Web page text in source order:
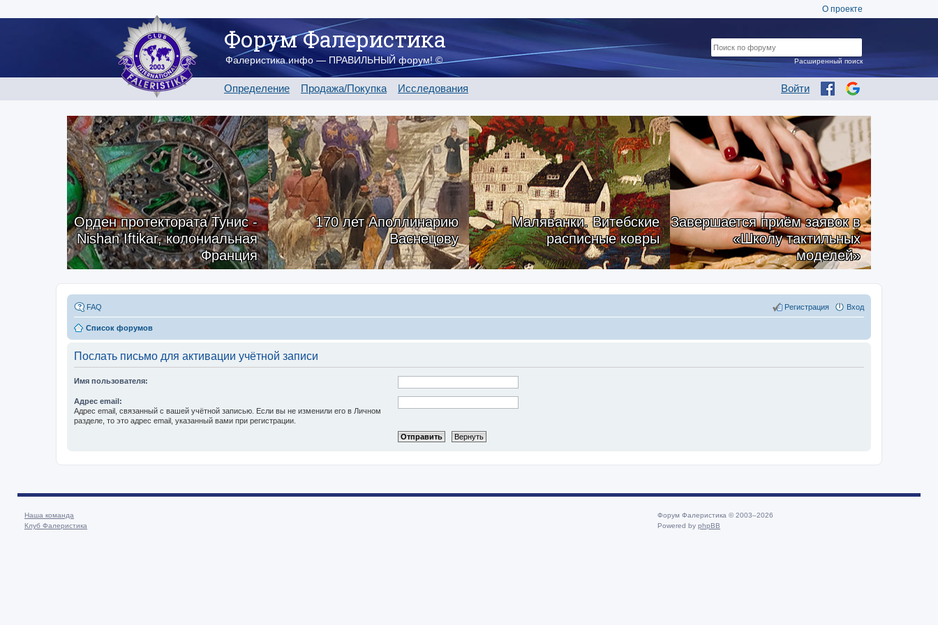
О проекте
Форум Фалеристика
Фалеристика.инфо — ПРАВИЛЬНЫЙ форум! ©
Определение Продажа/Покупка Исследования Войти
Расширенный поиск
Орден протектората Тунис -
Nishan Iftikar, колониальная
Франция
170 лет Аполлинарию
Васнецову
Маляванки. Витебские
расписные ковры
Завершается приём заявок в
«Школу тактильных
моделей»
FAQ Вход
Регистрация
Список форумов
Послать письмо для активации учётной записи
Имя пользователя:
Адрес email:
Адрес email, связанный с вашей учётной записью. Если вы не изменили его в Личном
разделе, то это адрес email, указанный вами при регистрации.
Наша команда
Клуб Фалеристика
Форум Фалеристика © 2003–2026
Powered by phpBB